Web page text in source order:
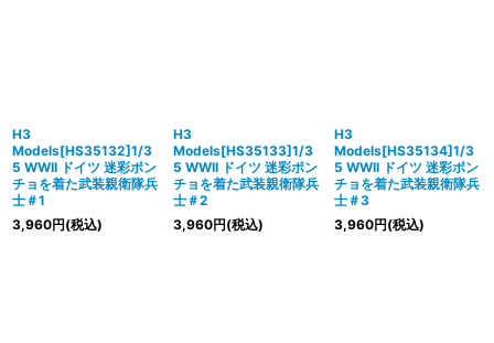
H3
Models[HS35132]1/3
5 WWII ドイツ 迷彩ポン
チョを着た武装親衛隊兵
士＃1
3,960円(税込)
H3
Models[HS35133]1/3
5 WWII ドイツ 迷彩ポン
チョを着た武装親衛隊兵
士＃2
3,960円(税込)
H3
Models[HS35134]1/3
5 WWII ドイツ 迷彩ポン
チョを着た武装親衛隊兵
士＃3
3,960円(税込)